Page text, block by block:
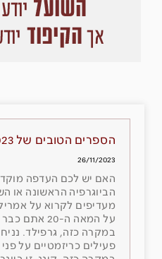
הספרים הטובים של 2023: גרפילד או קינג?
26/11/2023
האם יש לכם העדפה
הביוגרפיה הראשונה או
על המאה ה-20
במקרה כזה, גרפילד.
פעילים כריזמטיים על